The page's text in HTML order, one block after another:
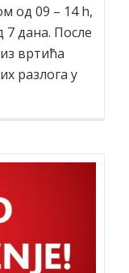
од 09 – 14 h,
7 дана. После
вртића
разлога у